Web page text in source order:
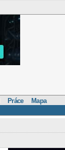
Práce Mapa